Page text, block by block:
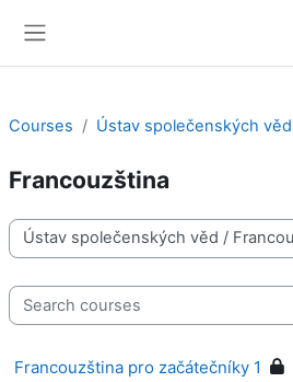
Courses Ústav společenských věd
Francouzština
Course categories
Search courses
Francouzština pro začátečníky 1